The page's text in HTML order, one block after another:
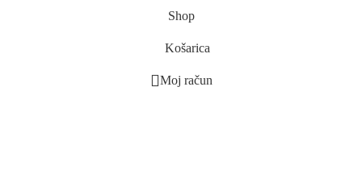
Shop
Košarica
Moj račun